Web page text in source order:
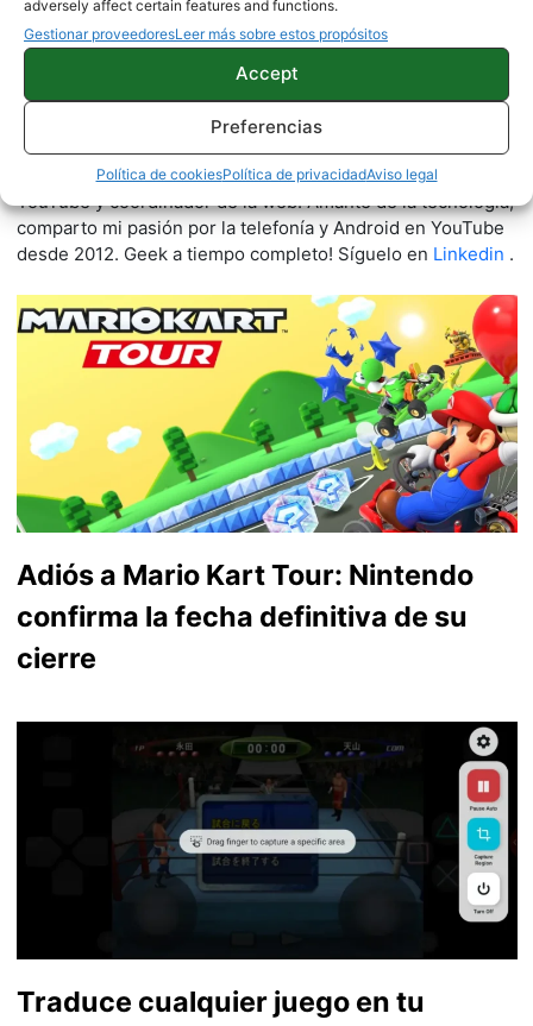
adversely affect certain features and functions.
Gestionar proveedoresLeer más sobre estos propósitos
Accept
Preferencias
Política de cookiesPolítica de privacidadAviso legal
Eduard Esteller
279 artículos publicados en ProAndroid desde 2020.
Fundador de ProAndroid | Responsable del Canal de
YouTube y coordinador de la web. Amante de la tecnología,
comparto mi pasión por la telefonía y Android en YouTube
desde 2012. Geek a tiempo completo! Síguelo en Linkedin .
Adiós a Mario Kart Tour: Nintendo
confirma la fecha definitiva de su
cierre
Traduce cualquier juego en tu